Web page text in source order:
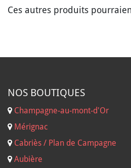
Ces autres produits
NOS BOUTIQUES
Champagne-au-mont-d'Or
Mérignac
Cabriès / Plan de Campagne
Aubière